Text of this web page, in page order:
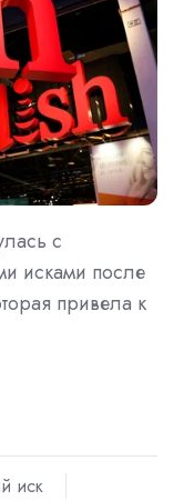
с
исками после
привела к
иск